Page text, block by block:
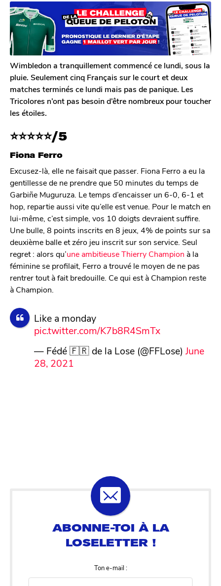
5
a
n
s
a
g
o
r
J
o
n
a
s
s
a
Wimbledon a tranquillement commencé ce lundi, sous la
pluie. Seulement cinq Français sur le court et deux
matches terminés ce lundi mais pas de panique. Les
Tricolores n’ont pas besoin d’être nombreux pour toucher
les étoiles.
⭐⭐⭐⭐⭐/5
Fiona Ferro
Excusez-là, elle ne faisait que passer. Fiona Ferro a eu la
gentillesse de ne prendre que 50 minutes du temps de
Garbiñe Muguruza. Le temps d’encaisser un 6-0, 6-1 et
hop, repartie aussi vite qu’elle est venue. Pour le match en
lui-même, c’est simple, vos 10 doigts devraient suffire.
Une bulle, 8 points inscrits en 8 jeux, 4% de points sur sa
deuxième balle et zéro jeu inscrit sur son service. Seul
regret : alors qu’une ambitieuse Thierry Champion à la
féminine se profilait, Ferro a trouvé le moyen de ne pas
rentrer tout à fait bredouille. Ce qui est à Champion reste
à Champion.
Like a monday
pic.twitter.com/K7b8R4SmTx
— Fédé 🇫🇷 de la Lose (@FFLose) June
28, 2021
Ton e-mail :